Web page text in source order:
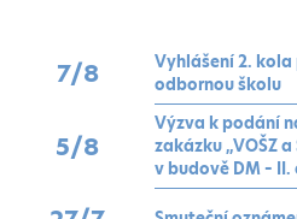
7/8
Vyhlášení 2.
odbornou školu
5/8
Výzva k podání
zakázku „VOŠZ
v budově DM –